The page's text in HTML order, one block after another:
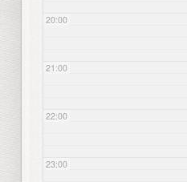
20:00
21:00
22:00
23:00